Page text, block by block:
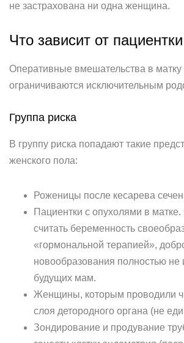
не застрахована ни одна женщина.
Что зависит от пациентки
Оперативные вмешательства в матку
ограничиваются исключительным
Группа риска
В группу риска попадают такие
женского пола:
Роженицы после кесарева
Пациентки с опухолями в
считать беременность
«гормональной терапией»,
новообразования полностью не
будущих мам.
Женщины, которым проводили
слоя детородного органа (не
Зондирование и продувание